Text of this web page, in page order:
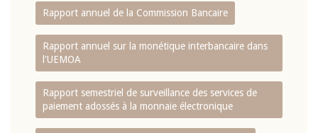
Rapport annuel de la Commission Bancaire
Rapport annuel sur la monétique interbancaire dans
l'UEMOA
Rapport semestriel de surveillance des services de
paiement adossés à la monnaie électronique